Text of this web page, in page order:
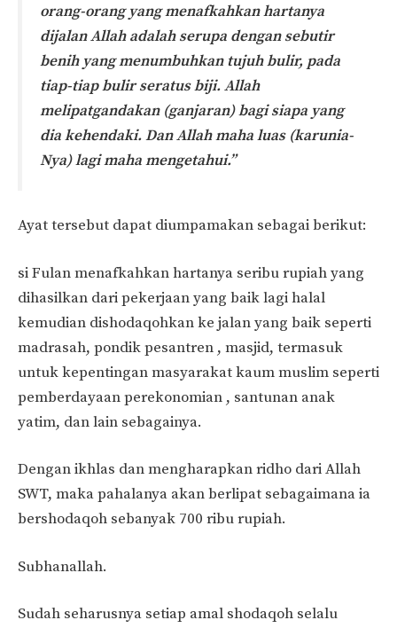
orang-orang yang menafkahkan hartanya
dijalan Allah adalah serupa dengan sebutir
benih yang menumbuhkan tujuh bulir, pada
tiap-tiap bulir seratus biji. Allah
melipatgandakan (ganjaran) bagi siapa yang
dia kehendaki. Dan Allah maha luas (karunia-
Nya) lagi maha mengetahui.”
Ayat tersebut dapat diumpamakan sebagai berikut:
si Fulan menafkahkan hartanya seribu rupiah yang
dihasilkan dari pekerjaan yang baik lagi halal
kemudian dishodaqohkan ke jalan yang baik seperti
madrasah, pondik pesantren , masjid, termasuk
untuk kepentingan masyarakat kaum muslim seperti
pemberdayaan perekonomian , santunan anak
yatim, dan lain sebagainya.
Dengan ikhlas dan mengharapkan ridho dari Allah
SWT, maka pahalanya akan berlipat sebagaimana ia
bershodaqoh sebanyak 700 ribu rupiah.
Subhanallah.
Sudah seharusnya setiap amal shodaqoh selalu